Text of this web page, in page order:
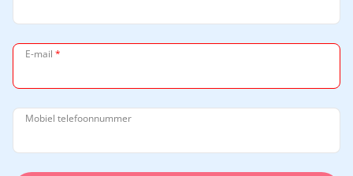
E-mail *
Mobiel telefoonnummer